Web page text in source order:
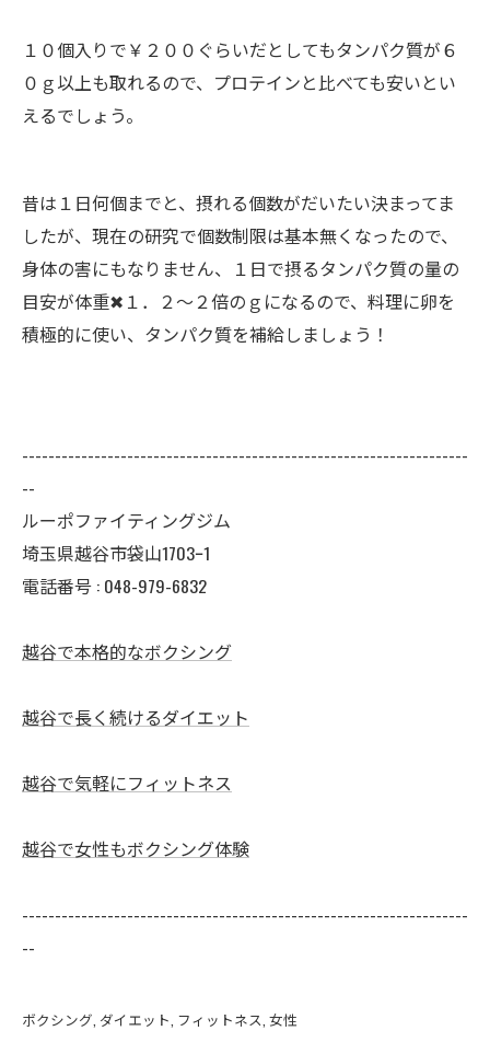
１０個入りで￥２００ぐらいだとしてもタンパク質が６
０ｇ以上も取れるので、プロテインと比べても安いとい
えるでしょう。
昔は１日何個までと、摂れる個数がだいたい決まってま
したが、現在の研究で個数制限は基本無くなったので、
身体の害にもなりません、１日で摂るタンパク質の量の
目安が体重✖１．２～２倍のｇになるので、料理に卵を
積極的に使い、タンパク質を補給しましょう！
--------------------------------------------------------------------
--
ルーポファイティングジム
埼玉県越谷市袋山1703ｰ1
電話番号 : 048-979-6832
越谷で本格的なボクシング
越谷で長く続けるダイエット
越谷で気軽にフィットネス
越谷で女性もボクシング体験
--------------------------------------------------------------------
--
ボクシング ダイエット フィットネス 女性